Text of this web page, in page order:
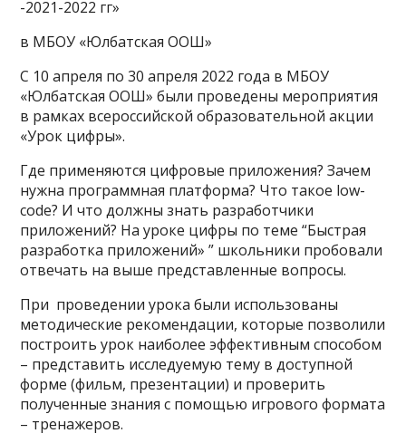
-2021-2022 гг»
в МБОУ «Юлбатская ООШ»
С 10 апреля по 30 апреля 2022 года в МБОУ
«Юлбатская ООШ» были проведены мероприятия
в рамках всероссийской образовательной акции
«Урок цифры».
Где применяются цифровые приложения? Зачем
нужна программная платформа? Что такое low-
code? И что должны знать разработчики
приложений? На уроке цифры по теме “Быстрая
разработка приложений» ” школьники пробовали
отвечать на выше представленные вопросы.
При проведении урока были использованы
методические рекомендации, которые позволили
построить урок наиболее эффективным способом
– представить исследуемую тему в доступной
форме (фильм, презентации) и проверить
полученные знания с помощью игрового формата
– тренажеров.